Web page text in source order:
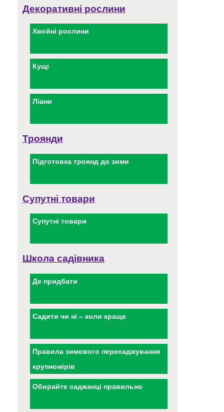
Декоративні рослини
Хвойні рослини
Кущі
Ліани
Троянди
Підготовка троянд до зими
Супутні товари
Супутні товари
Школа садівника
Де придбати
Садити чи ні – коли краще
Правила зимового пересаджування
крупномірів
Обирайте саджанці правильно